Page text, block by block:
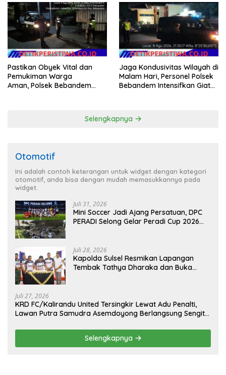
Seraya
Pastikan Obyek Vital dan
Pemukiman Warga
Aman, Polsek Bebandem
Jaga Kondusivitas Wilayah di
Malam Hari, Personel Polsek
Bebandem Intensifkan Giat
Selengkapnya
Otomotif
Ini adalah contoh keterangan untuk widget dengan kategori
otomotif, anda bisa dengan mudah memasukkannya pada
widget.
Juli 31, 2026
Mini Soccer Jadi Ajang Persatuan, DPC
PERADI Selong Gelar Peradi Cup 2026
Juli 28, 2026
Kapolda Sulsel Resmikan Lapangan
Tembak Tathya Dharaka dan Buka
Juli 27, 2026
KRD FC/Kalirandu United Tersingkir Lewat Adu Penalti,
Lawan Putra Samudra Asemdoyong Berlangsung Sengit
Selengkapnya